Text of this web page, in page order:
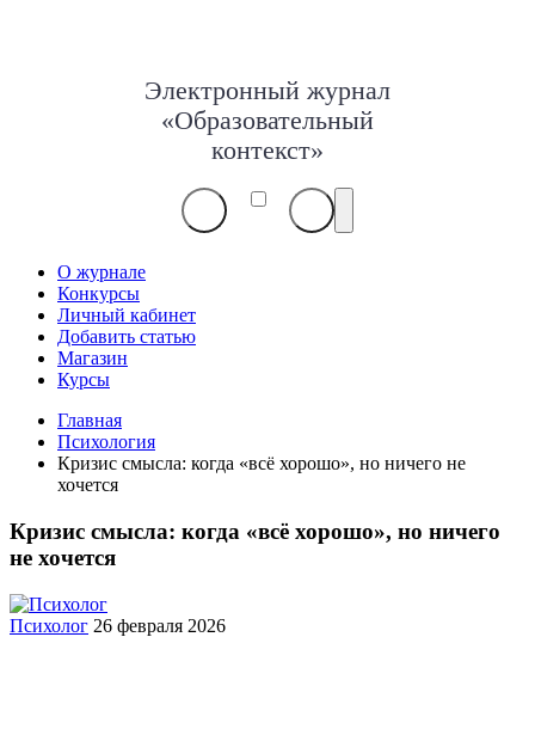
Электронный журнал
«Образовательный
контекст»
О журнале
Конкурсы
Личный кабинет
Добавить статью
Магазин
Курсы
Главная
Психология
Кризис смысла: когда «всё хорошо», но ничего не
хочется
Кризис смысла: когда «всё хорошо», но ничего
не хочется
Психолог 26 февраля 2026